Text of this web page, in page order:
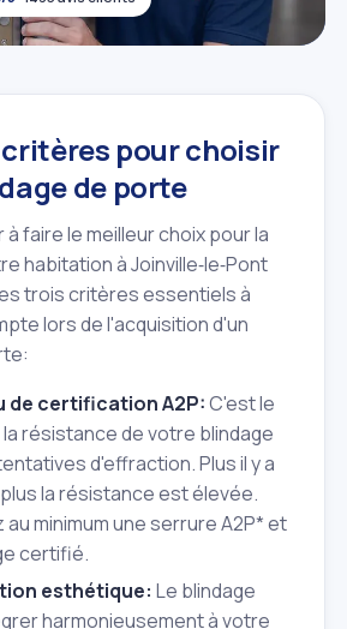
critères pour choisir
de porte
à faire le meilleur choix pour la
habitation à Joinville‑le‑Pont
trois critères essentiels à
lors de l'acquisition d'un
de certification A2P:C'est le
résistance de votre blindage
d'effraction. Plus il y a
la résistance est élevée.
au minimum une serrure A2P* et
certifié.
esthétique: Le blindage
harmonieusement à votre